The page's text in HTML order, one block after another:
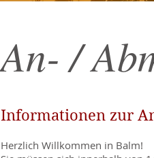
An- /
Informationen zur
Herzlich Willkommen in Balm!